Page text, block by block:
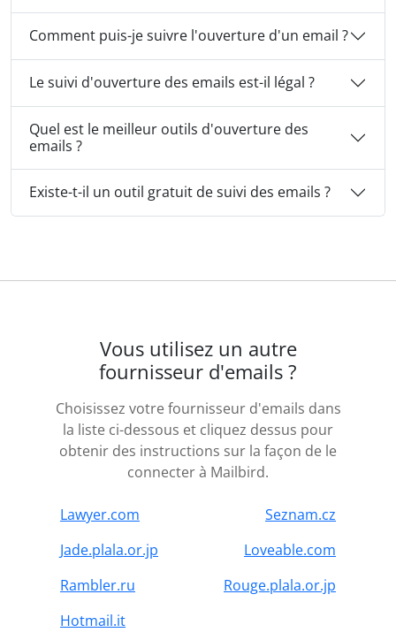
Comment puis-je suivre l'ouverture d'un email ?
Le suivi d'ouverture des emails est-il légal ?
Quel est le meilleur outils d'ouverture des
emails ?
Existe-t-il un outil gratuit de suivi des emails ?
Vous utilisez un autre
fournisseur d'emails ?
Choisissez votre fournisseur d'emails dans
la liste ci-dessous et cliquez dessus pour
obtenir des instructions sur la façon de le
connecter à Mailbird.
Lawyer.com
Seznam.cz
Jade.plala.or.jp
Loveable.com
Rambler.ru
Rouge.plala.or.jp
Hotmail.it